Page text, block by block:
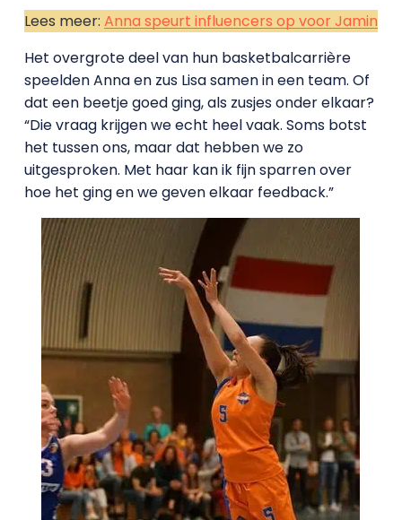
Lees meer: Anna speurt influencers op voor Jamin
Het overgrote deel van hun basketbalcarrière
speelden Anna en zus Lisa samen in een team. Of
dat een beetje goed ging, als zusjes onder elkaar?
“Die vraag krijgen we echt heel vaak. Soms botst
het tussen ons, maar dat hebben we zo
uitgesproken. Met haar kan ik fijn sparren over
hoe het ging en we geven elkaar feedback.”